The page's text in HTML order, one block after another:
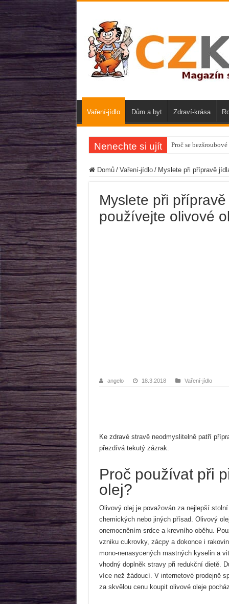
Vaření-jídlo Dům a byt Zdraví-krása
Nenechte si ujít Proč se
Domů / Vaření-jídlo / Myslete při přípravě
Myslete při
používejte olivové
angelo 18.3.2018 Vaření-jídlo
Ke zdravé stravě neodmyslitelně patří
přezdívá tekutý zázrak.
Proč používat při
olej?
Olivový olej je považován za nejlepší
chemických nebo jiných přísad. Olivový
onemocněním srdce a krevního oběhu.
vzniku cukrovky, zácpy a dokonce i
mono-nenasycených mastných kyselin a
vhodný doplněk stravy při redukční dietě.
více než žádoucí. V internetové prodejně
za skvělou cenu koupit olivové oleje